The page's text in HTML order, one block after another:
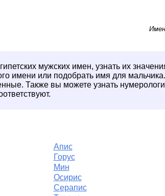
мужских имен, узнать их
имени или подобрать имя для
Также вы можете узнать
Апис
Горус
Мин
Осирис
Серапис